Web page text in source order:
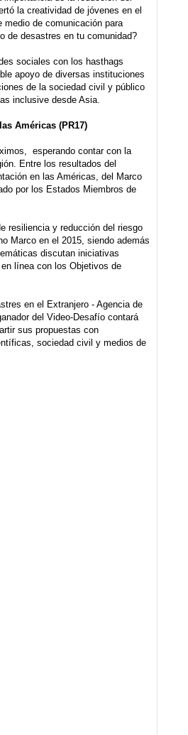
la creatividad de jóvenes en el
medio de comunicación para
de desastres en tu comunidad?
sociales con los hasthags
apoyo de diversas instituciones
de la sociedad civil y público
inclusive desde Asia.
Américas (PR17)
esperando contar con la
Entre los resultados del
en las Américas, del Marco
por los Estados Miembros de
resiliencia y reducción del riesgo
Marco en el 2015, siendo además
discutan iniciativas
línea con los Objetivos de
en el Extranjero - Agencia de
del Video-Desafío contará
sus propuestas con
sociedad civil y medios de